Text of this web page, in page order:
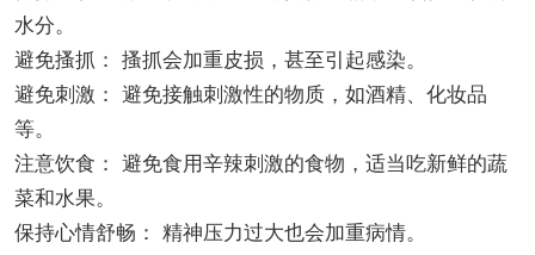
水分。
避免搔抓： 搔抓会加重皮损，甚至引起感染。
避免刺激： 避免接触刺激性的物质，如酒精、化妆品
等。
注意饮食： 避免食用辛辣刺激的食物，适当吃新鲜的蔬
菜和水果。
保持心情舒畅： 精神压力过大也会加重病情。